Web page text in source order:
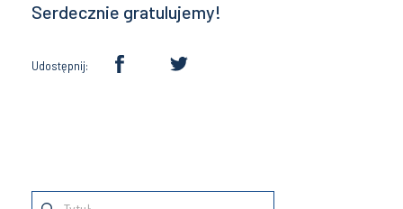
Serdecznie gratulujemy!
Udostępnij: